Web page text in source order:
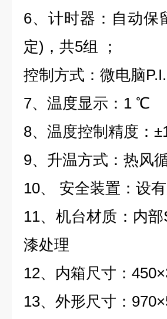
6、计时器：自动保
定)，共5组 ；
控制方式：微电脑
7、温度显示：1 ℃
8、温度控制精度：
9、升温方式：热风
10、 安全装置：设
11、机台材质：内
漆处理
12、内箱尺寸：
13、外形尺寸：